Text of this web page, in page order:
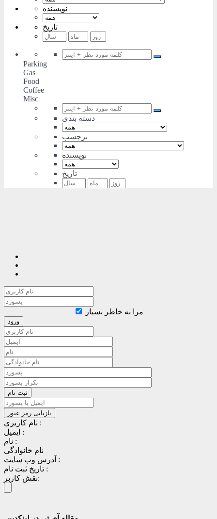
نویسنده
تاریخ
Parking
Gas
Food
Coffee
Misc
دسته بندی
برچسب
نویسنده
تاریخ
مرا به خاطر بسپار
نام کاربری :
ایمیل :
نام :
نام خانوادگی
آدرس وب سایت :
تاریخ ثبت نام :
نقش کاربر: